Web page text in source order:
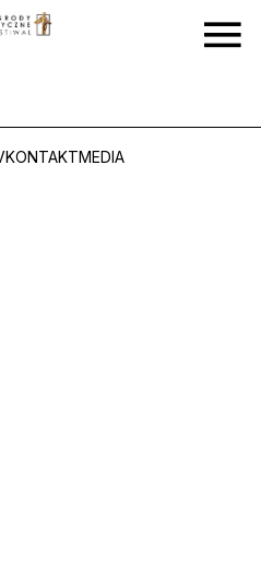
KONTAKTMEDIA